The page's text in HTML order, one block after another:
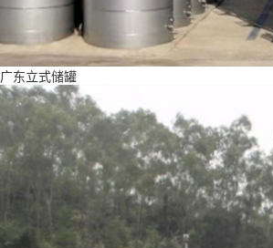
广东立式储罐